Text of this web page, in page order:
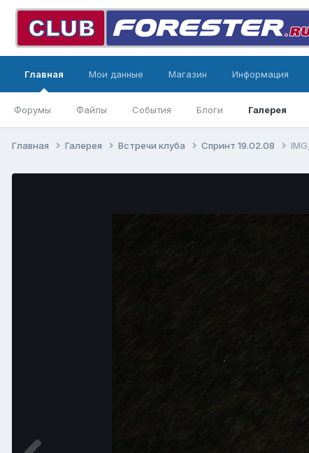
Главная
Форумы Файлы События Блоги Галерея
Мои данные Магазин Информация
Главная Галерея Встречи клуба Спринт 19.02.08